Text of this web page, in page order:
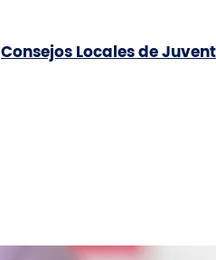
Consejos Locales de